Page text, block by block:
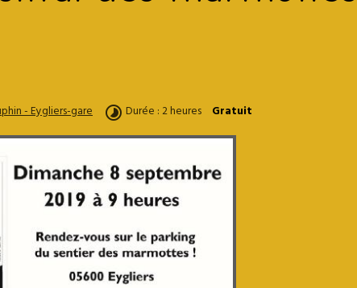
- Eygliers-gare Durée : 2 heures Gratuit